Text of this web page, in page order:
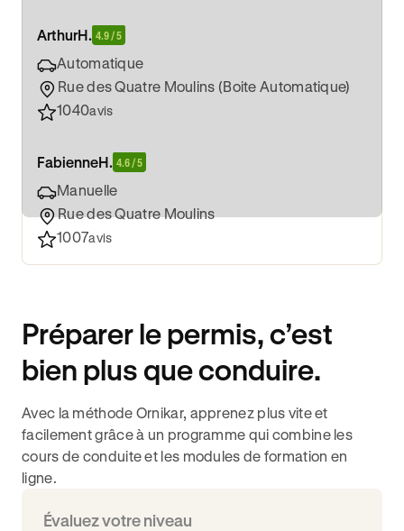
ArthurH. 4.9 / 5
Automatique
Rue des Quatre Moulins (Boite Automatique)
1040avis
FabienneH. 4.6 / 5
Manuelle
Rue des Quatre Moulins
1007avis
Préparer le permis, c’est
bien plus que conduire.
Avec la méthode Ornikar, apprenez plus vite et
facilement grâce à un programme qui combine les
cours de conduite et les modules de formation en
ligne.
Évaluez votre niveau